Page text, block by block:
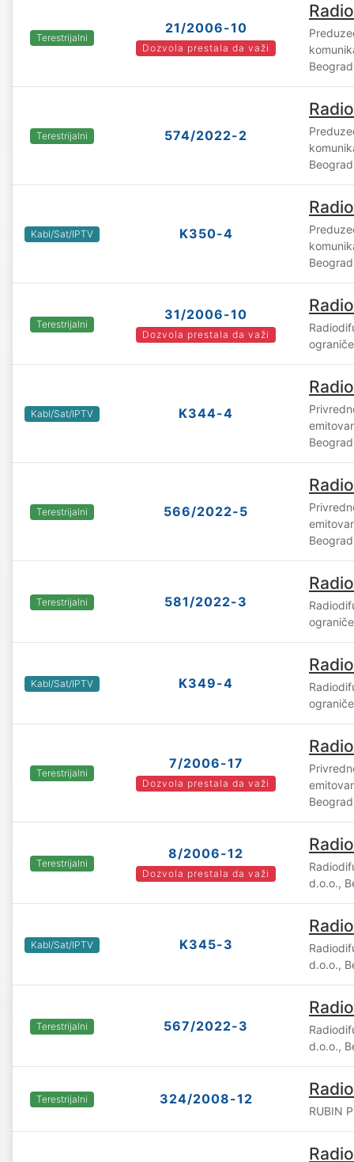
Terestrijalni
21/2006-10
Dozvola prestala da važi
Beograd
Terestrijalni 574/2022-2
Beograd
Kabl/Sat/IPTV K350-4
Beograd
Terestrijalni
31/2006-10
Dozvola prestala da važi
Kabl/Sat/IPTV K344-4
Beograd
Terestrijalni 566/2022-5
Beograd
Terestrijalni 581/2022-3
Kabl/Sat/IPTV K349-4
Terestrijalni
7/2006-17
Dozvola prestala da važi
Beograd
Terestrijalni
8/2006-12
Dozvola prestala da važi
d.o.o.,
Kabl/Sat/IPTV K345-3
d.o.o.,
Terestrijalni 567/2022-3
d.o.o.,
Terestrijalni 324/2008-12
RUBIN